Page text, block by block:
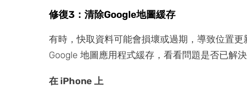
修復3：清除Google地圖緩存
有時，快取資料可能會損壞或過期，導致位置
Google 地圖應用程式緩存，看看問題是否已解決
在 iPhone 上